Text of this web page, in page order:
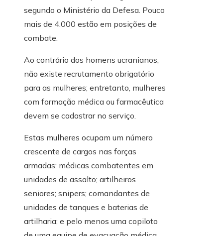
segundo o Ministério da Defesa. Pouco
mais de 4.000 estão em posições de
combate.
Ao contrário dos homens ucranianos,
não existe recrutamento obrigatório
para as mulheres; entretanto, mulheres
com formação médica ou farmacêutica
devem se cadastrar no serviço.
Estas mulheres ocupam um número
crescente de cargos nas forças
armadas: médicas combatentes em
unidades de assalto; artilheiros
seniores; snipers; comandantes de
unidades de tanques e baterias de
artilharia; e pelo menos uma copiloto